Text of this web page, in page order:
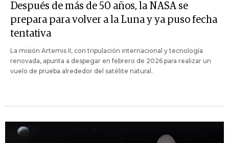
Después de más de 50 años, la NASA se
prepara para volver a la Luna y ya puso fecha
tentativa
La misión Artemis II, con tripulación internacional y tecnología
renovada, apunta a despegar en febrero de 2026 para realizar un
vuelo de prueba alrededor del satélite natural.